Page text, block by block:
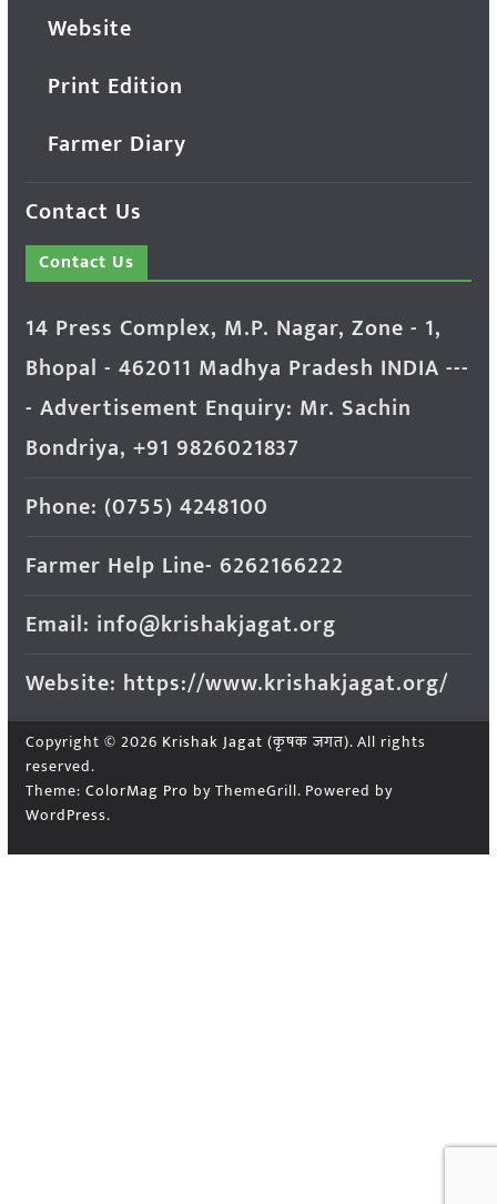
Website
Print Edition
Farmer Diary
Contact Us
Contact Us
14 Press Complex, M.P. Nagar, Zone - 1,
Bhopal - 462011 Madhya Pradesh INDIA ---
- Advertisement Enquiry: Mr. Sachin
Bondriya, +91 9826021837
Phone: (0755) 4248100
Farmer Help Line- 6262166222
Email: info@krishakjagat.org
Website: https://www.krishakjagat.org/
Copyright © 2026 Krishak Jagat (कृषक जगत). All rights
reserved.
Theme: ColorMag Pro by ThemeGrill. Powered by
WordPress.